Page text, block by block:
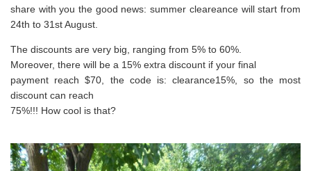
share with you the good news: summer cleareance will start from
24th to 31st August.
The discounts are very big, ranging from 5% to 60%.
Moreover, there will be a 15% extra discount if your final
payment reach $70, the code is: clearance15%, so the most
discount can reach
75%!!! How cool is that?